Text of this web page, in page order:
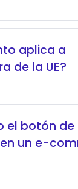
aplica a
de la UE?
el botón de
un e-